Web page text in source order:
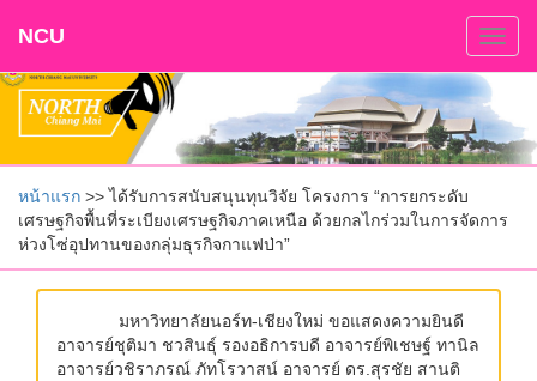
NCU
หน้าแรก >> ได้รับการสนับสนุนทุนวิจัย โครงการ “การยกระดับ
เศรษฐกิจพื้นที่ระเบียงเศรษฐกิจภาคเหนือ ด้วยกลไกร่วมในการจัดการ
ห่วงโซ่อุปทานของกลุ่มธุรกิจกาแฟป่า”
มหาวิทยาลัยนอร์ท-เชียงใหม่ ขอแสดงความยินดี
อาจารย์ชุติมา ชวสินธุ์ รองอธิการบดี อาจารย์พิเชษฐ์ ทานิล
อาจารย์วชิราภรณ์ ภัทโรวาสน์ อาจารย์ ดร.สุรชัย สานติ